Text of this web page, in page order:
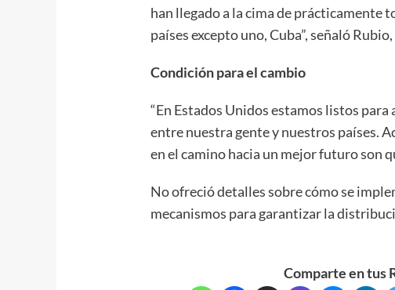
han llegado a la cima de prácticamente
países excepto uno, Cuba”, señaló
Condición para el cambio
“En Estados Unidos estamos listos
entre nuestra gente y nuestros países.
en el camino hacia un mejor futuro son
No ofreció detalles sobre cómo se
mecanismos para garantizar la
Comparte en tus